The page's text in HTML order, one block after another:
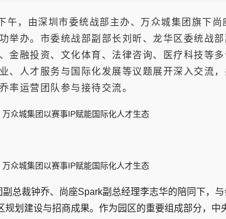
午，由深圳市委统战部主办、万众城集团旗下
举办。市委统战部副部长刘昕、龙华区委统战
金融投资、文化体育、法律咨询、医疗科技等
、人才服务与国际化发展等议题展开深入交流，
率运营团队参与接待交流。
总裁钟乔、尚座Spark副总经理李志华的陪同下，
规划建设与招商成果。作为园区的重要组成部分，